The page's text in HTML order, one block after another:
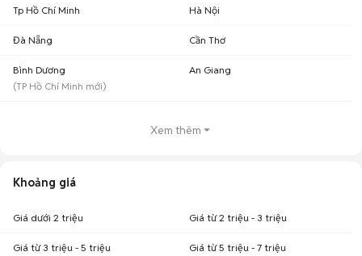
Tp Hồ Chí Minh Hà Nội
Đà Nẵng Cần Thơ
Bình Dương
(TP Hồ Chí Minh mới)
An Giang
Xem thêm
Khoảng giá
Giá dưới 2 triệu Giá từ 2 triệu - 3 triệu
Giá từ 3 triệu - 5 triệu Giá từ 5 triệu - 7 triệu